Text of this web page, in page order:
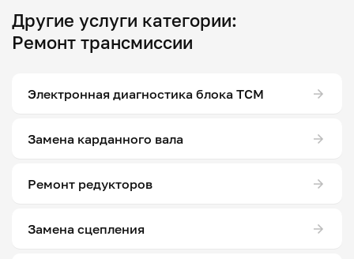
Другие услуги категории:
Ремонт трансмиссии
Электронная диагностика блока ТСМ
Замена карданного вала
Ремонт редукторов
Замена сцепления